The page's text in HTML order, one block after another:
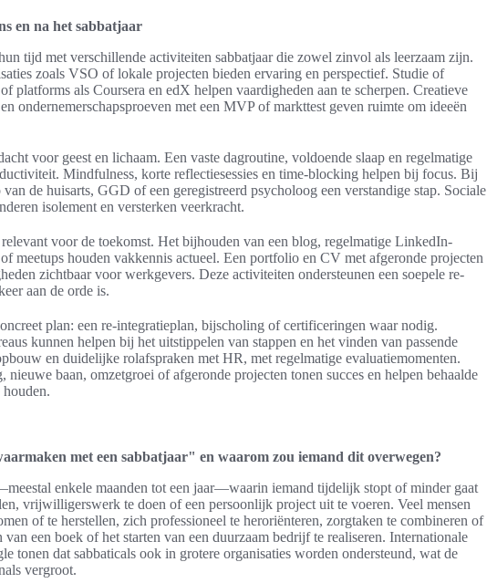
en na het sabbatjaar
tijd met verschillende activiteiten sabbatjaar die zowel zinvol als leerzaam zijn.
zoals VSO of lokale projecten bieden ervaring en perspectief. Studie of
platforms als Coursera en edX helpen vaardigheden aan te scherpen. Creatieve
ondernemerschapsproeven met een MVP of markttest geven ruimte om ideeën
voor geest en lichaam. Een vaste dagroutine, voldoende slaap en regelmatige
Mindfulness, korte reflectiesessies en time-blocking helpen bij focus. Bij
de huisarts, GGD of een geregistreerd psycholoog een verstandige stap. Sociale
isolement en versterken veerkracht.
voor de toekomst. Het bijhouden van een blog, regelmatige LinkedIn-
meetups houden vakkennis actueel. Een portfolio en CV met afgeronde projecten
zichtbaar voor werkgevers. Deze activiteiten ondersteunen een soepele re-
aan de orde is.
plan: een re-integratieplan, bijscholing of certificeringen waar nodig.
kunnen helpen bij het uitstippelen van stappen en het vinden van passende
en duidelijke rolafspraken met HR, met regelmatige evaluatiemomenten.
baan, omzetgroei of afgeronde projecten tonen succes en helpen behaalde
met een sabbatjaar" en waarom zou iemand dit overwegen?
enkele maanden tot een jaar—waarin iemand tijdelijk stopt of minder gaat
vrijwilligerswerk te doen of een persoonlijk project uit te voeren. Veel mensen
of te herstellen, zich professioneel te heroriënteren, zorgtaken te combineren of
een boek of het starten van een duurzaam bedrijf te realiseren. Internationale
tonen dat sabbaticals ook in grotere organisaties worden ondersteund, wat de
vergroot.